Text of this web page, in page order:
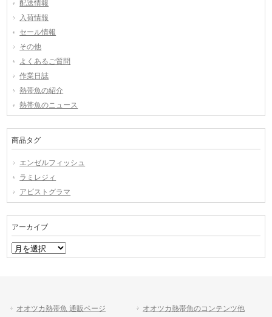
配送情報
入荷情報
セール情報
その他
よくあるご質問
作業日誌
熱帯魚の紹介
熱帯魚のニュース
商品タグ
エンゼルフィッシュ
ラミレジィ
アピストグラマ
アーカイブ
ア
ー
オオツカ熱帯魚 通販ページ
オオツカ熱帯魚のコンテンツ他